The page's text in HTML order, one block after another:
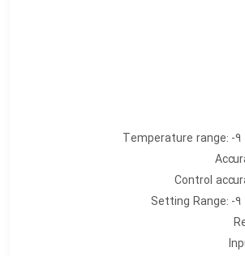
Temperature range: -
Control
Setting Range: -